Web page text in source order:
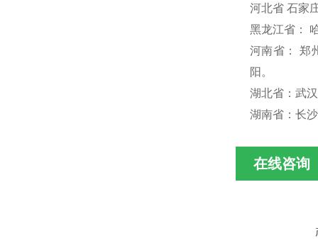
河北省 石家
黑龙江省：
河南省： 郑
阳。
湖北省：武
湖南省：长
在线咨询